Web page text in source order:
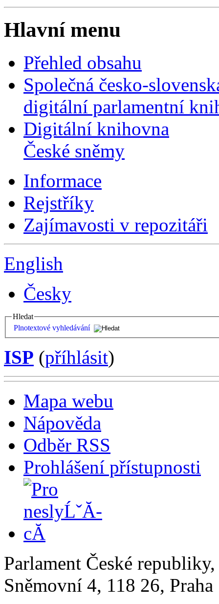
Hlavní menu
Přehled obsahu
Společná česko-
digitální parlamentní
Digitální knihovna
České sněmy
Informace
Rejstříky
Zajímavosti v repozitáři
English
Česky
Hledat
Plnotextové vyhledávání
ISP (příhlásit)
Mapa webu
Nápověda
Odběr RSS
Prohlášení přístupnosti
Parlament České
Sněmovní 4, 118 26,